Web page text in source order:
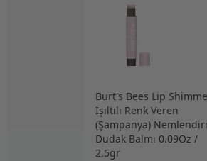
Burt's Bees Lip
Işıltılı Renk Veren
(Şampanya)
Dudak Balmı 0.09Oz /
2.5gr